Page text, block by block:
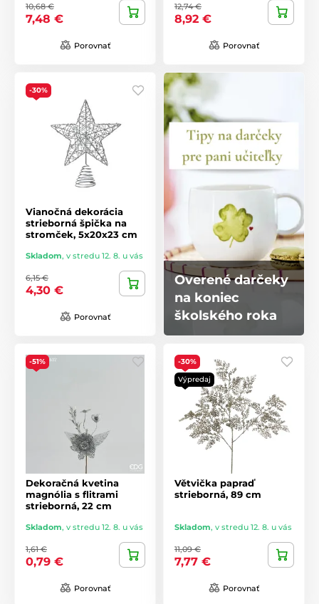
10,68 €
7,48 €
Porovnať
12,74 €
8,92 €
Porovnať
-30%
Vianočná dekorácia
strieborná špička na
stromček, 5x20x23 cm
Skladom, v stredu 12. 8. u vás
6,15 €
4,30 €
Porovnať
Overené darčeky
na koniec
školského roka
-51%
Dekoračná kvetina
magnólia s flitrami
strieborná, 22 cm
Skladom, v stredu 12. 8. u vás
1,61 €
0,79 €
Porovnať
-30%
Výpredaj
Větvička papraď
strieborná, 89 cm
Skladom, v stredu 12. 8. u vás
11,09 €
7,77 €
Porovnať